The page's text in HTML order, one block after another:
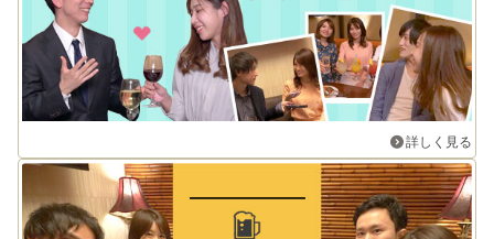
詳しく見る